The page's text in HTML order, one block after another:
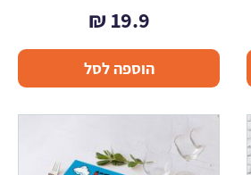
19.9
₪
הוספה לסל